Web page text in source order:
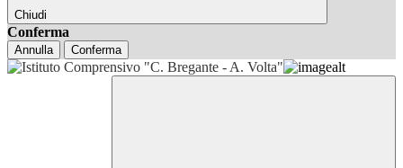
Chiudi
Conferma
Annulla Conferma